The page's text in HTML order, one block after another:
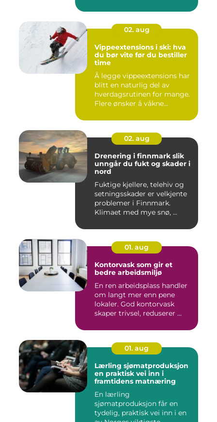
02. aug
Vippeextensions i ski: hva
du bør vite før du bestiller
time
Å legge vippeextensions har
blitt en naturlig del av
hverdagsrutinen for mange.
Flere ønsker å våkne...
02. aug
Drenering i finnmark slik
unngår du fukt og skader i
nord
Fuktige kjellere, telehiv og
setningsskader er velkjente
problemer i Finnmark.
Klimaet med mye snø, ...
01. aug
Kontorvask som gir et
bedre arbeidsmiljø
En ren arbeidsplass handler
om langt mer enn pene
lokaler. God kontorvask
skaper trivsel, reduserer ...
01. aug
Lærling sjømatproduksjon
en praktisk vei inn i
framtidens matnæring
En lærling
sjømatproduksjon får en
tydelig, praktisk vei inn i en